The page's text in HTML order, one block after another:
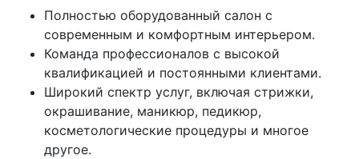
Полностью оборудованный салон с
современным и комфортным интерьером.
Команда профессионалов с высокой
квалификацией и постоянными клиентами.
Широкий спектр услуг, включая стрижки,
окрашивание, маникюр, педикюр,
косметологические процедуры и многое
другое.